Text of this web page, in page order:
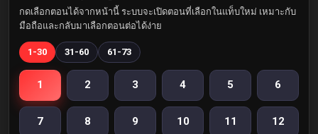
กดเลือกตอนได้จากหน้านี้ ระบบจะเปิดตอนที่เลือกในแท็บใหม่ เหมาะกับ
มือถือและกลับมาเลือกตอนต่อได้ง่าย
1-30 31-60 61-73
1 2 3 4 5 6
7 8 9 10 11 12